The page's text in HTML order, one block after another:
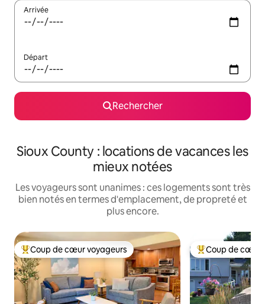
Arrivée
Départ
Rechercher
Sioux County : locations de vacances les
mieux notées
Les voyageurs sont unanimes : ces logements sont très
bien notés en termes d'emplacement, de propreté et
plus encore.
Coups de cœur voyageurs les plus appréciés
Coup de cœur voyageurs Coups de cœur
Coup de cœur